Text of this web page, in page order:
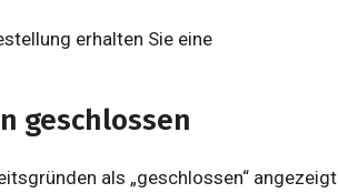
erhalten Sie eine
geschlossen
als „geschlossen“ angezeigt